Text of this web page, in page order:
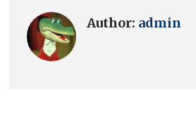
Author: admin